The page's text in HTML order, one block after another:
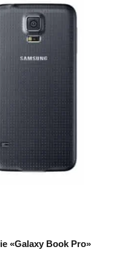
«Galaxy Book Pro»